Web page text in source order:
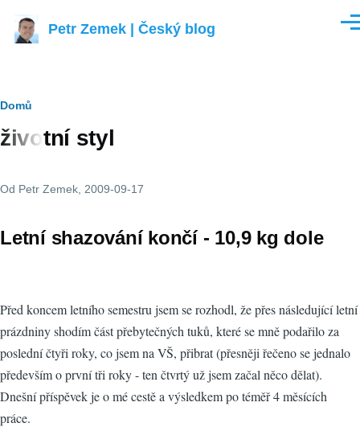
Petr Zemek | Český blog
Drobečková
navigace
Domů
životní styl
Od Petr Zemek , 2009-09-17
Letní shazování končí - 10,9 kg dole
Před koncem letního semestru jsem se rozhodl, že přes následující letní
prázdniny shodím část přebytečných tuků, které se mně podařilo za
poslední čtyři roky, co jsem na VŠ, přibrat (přesněji řečeno se jednalo
především o první tři roky - ten čtvrtý už jsem začal něco dělat).
Dnešní příspěvek je o mé cestě a výsledkem po téměř 4 měsících
práce.